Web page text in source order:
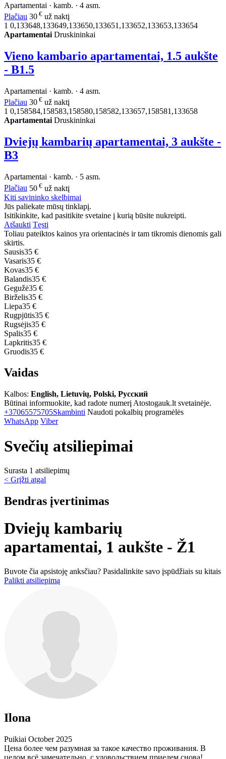
Apartamentai · kamb. · 4 asm.
Plačiau 30 € už naktį
1 0,133648,133649,133650,133651,133652,133653,133654
Apartamentai Druskininkai
Vieno kambario apartamentai, 1.5 aukšte
- B1.5
Apartamentai · kamb. · 4 asm.
Plačiau 30 € už naktį
1 0,158584,158583,158580,158582,133657,158581,133658
Apartamentai Druskininkai
Dviejų kambarių apartamentai, 3 aukšte -
B3
Apartamentai · kamb. · 5 asm.
Plačiau 50 € už naktį
Kiti savininko skelbimai
Jūs paliekate mūsų tinklapį.
Isitikinkite, kad pasitikite svetaine į kurią būsite nukreipti.
Atšaukti Tęsti
Toliau pateiktos kainos yra orientacinės ir tam tikromis dienomis gali
skirtis.
Sausis35 €
Vasaris35 €
Kovas35 €
Balandis35 €
Gegužė35 €
Birželis35 €
Liepa35 €
Rugpjūtis35 €
Rugsėjis35 €
Spalis35 €
Lapkritis35 €
Gruodis35 €
Vaidas
Kalbos: English, Lietuvių, Polski, Русский
Būtinai informuokite, kad radote numerį Atostogauk.lt svetainėje.
+37065575705Skambinti Naudoti pokalbių programėlės
WhatsApp Viber
Svečių atsiliepimai
Surasta 1 atsiliepimų
< Grįžti atgal
Bendras įvertinimas
Dviejų kambarių
apartamentai, 1 aukšte - Ž1
Buvote čia apsistoję anksčiau? Pasidalinkite savo įspūdžiais su kitais
Palikti atsiliepimą
Ilona
Puikiai October 2025
Цена более чем разумная за такое качество проживания. В
целом всё замечательно, с удовольствием приедем снова!